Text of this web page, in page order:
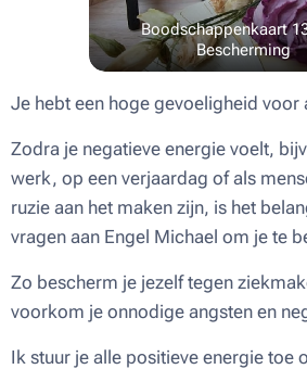
Boodschappenkaart
Bescherming
Je hebt een hoge gevoeligheid voor
Zodra je negatieve energie voelt,
werk, op een verjaardag of als
ruzie aan het maken zijn, is het
vragen aan Engel Michael om je te
Zo bescherm je jezelf tegen
voorkom je onnodige angsten en
Ik stuur je alle positieve energie toe